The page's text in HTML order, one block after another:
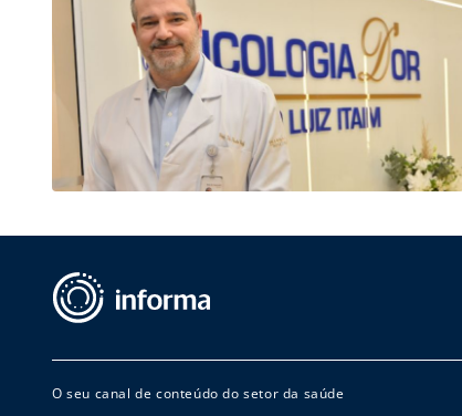
O seu canal de conteúdo do setor da saúde